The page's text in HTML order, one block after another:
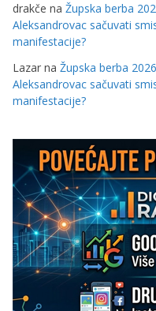
drakče na Župska berba
Aleksandrovac sačuvati
manifestacije?
Lazar na Župska berba
Aleksandrovac sačuvati
manifestacije?